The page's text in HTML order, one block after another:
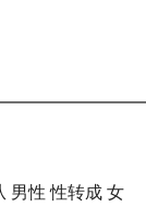
男性 性转成 女